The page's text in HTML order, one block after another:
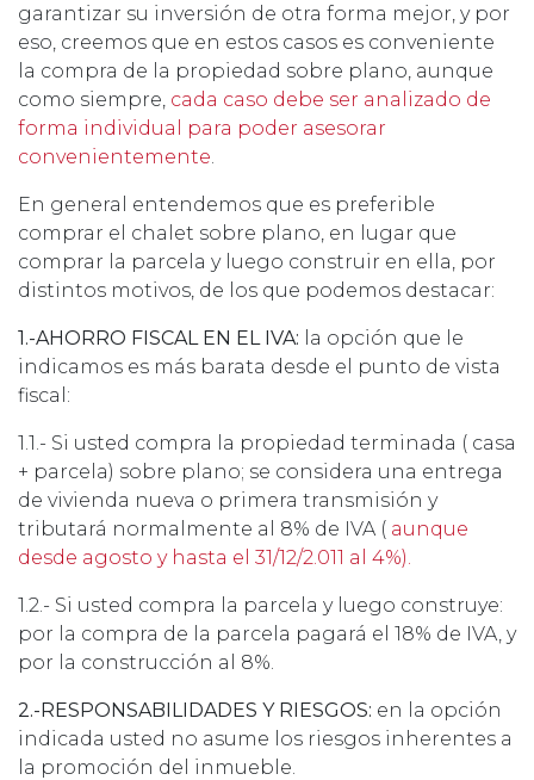
garantizar su inversión de otra forma mejor, y por
eso, creemos que en estos casos es conveniente
la compra de la propiedad sobre plano, aunque
como siempre, cada caso debe ser analizado de
forma individual para poder asesorar
convenientemente.
En general entendemos que es preferible
comprar el chalet sobre plano, en lugar que
comprar la parcela y luego construir en ella, por
distintos motivos, de los que podemos destacar:
1.-AHORRO FISCAL EN EL IVA: la opción que le
indicamos es más barata desde el punto de vista
fiscal:
1.1.- Si usted compra la propiedad terminada ( casa
+ parcela) sobre plano; se considera una entrega
de vivienda nueva o primera transmisión y
tributará normalmente al 8% de IVA ( aunque
desde agosto y hasta el 31/12/2.011 al 4%).
1.2.- Si usted compra la parcela y luego construye:
por la compra de la parcela pagará el 18% de IVA, y
por la construcción al 8%.
2.-RESPONSABILIDADES Y RIESGOS: en la opción
indicada usted no asume los riesgos inherentes a
la promoción del inmueble.